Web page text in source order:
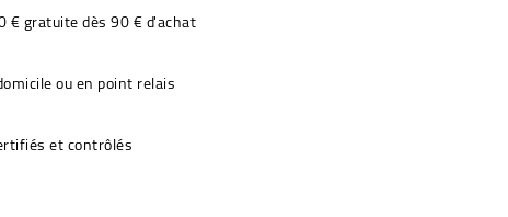
€ gratuite dès 90 € d'achat
ou en point relais
et contrôlés